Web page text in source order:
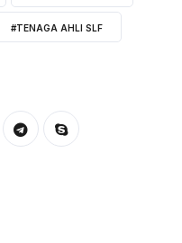
#TENAGA AHLI SLF